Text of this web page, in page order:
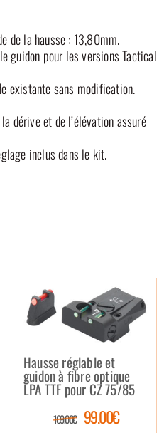
de la hausse : 13,80mm.
guidon pour les versions Tactical
existante sans modification.
dérive et de l’élévation assuré
inclus dans le kit.
Hausse réglable et
guidon à fibre optique
LPA TTF pour CZ 75/85
109.00€ 99.00€